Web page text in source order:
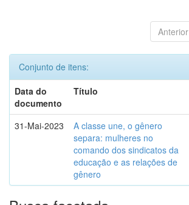
Anterior
Conjunto de itens:
Data do
documento
Título
31-Mai-2023
A classe une, o gênero
separa: mulheres no
comando dos sindicatos da
educação e as relações de
gênero